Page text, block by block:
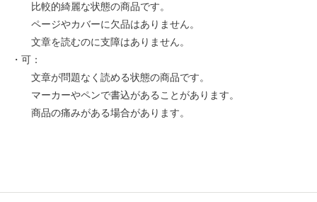
比較的綺麗な状態の商品です。
ページやカバーに欠品はありません。
文章を読むのに支障はありません。
・可：
文章が問題なく読める状態の商品です。
マーカーやペンで書込があることがあります。
商品の痛みがある場合があります。